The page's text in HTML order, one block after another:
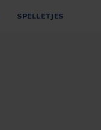
SPELLETJES